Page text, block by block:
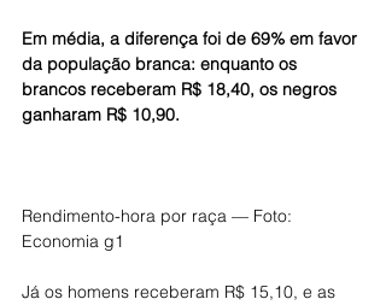
Em média, a diferença foi de 69% em favor
da população branca: enquanto os
brancos receberam R$ 18,40, os negros
ganharam R$ 10,90.
Rendimento-hora por raça — Foto:
Economia g1
Já os homens receberam R$ 15,10, e as